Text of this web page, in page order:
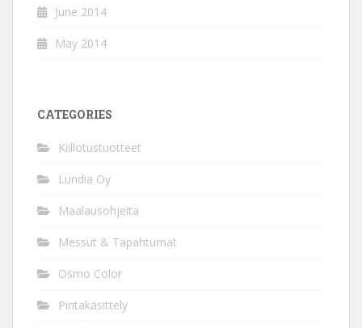
June 2014
May 2014
CATEGORIES
Kiillotustuotteet
Lundia Oy
Maalausohjeita
Messut & Tapahtumat
Osmo Color
Pintakäsittely